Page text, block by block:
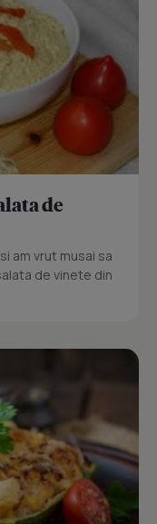
de
am vrut musai sa
de vinete din